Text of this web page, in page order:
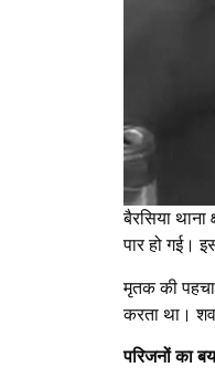
बैरसिया थाना
पार हो गई।
मृतक की
करता था। शव
परिजनों का